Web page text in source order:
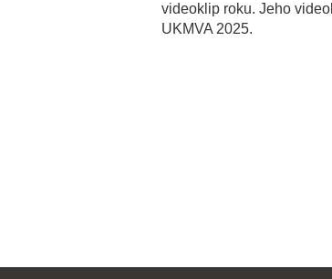
videoklip roku. Jeho
UKMVA 2025.